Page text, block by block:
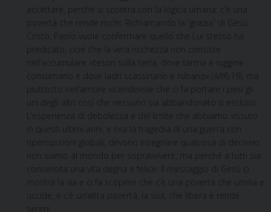
accettare, perché si scontra con la logica umana: c’è una
povertà che rende ricchi. Richiamando la “grazia” di Gesù
Cristo, Paolo vuole confermare quello che Lui stesso ha
predicato, cioè che la vera ricchezza non consiste
nell’accumulare «tesori sulla terra, dove tarma e ruggine
consumano e dove ladri scassinano e rubano» (
Mt
6,19), ma
piuttosto nell’amore vicendevole che ci fa portare i pesi gli
uni degli altri così che nessuno sia abbandonato o escluso.
L’esperienza di debolezza e del limite che abbiamo vissuto
in questi ultimi anni, e ora la tragedia di una guerra con
ripercussioni globali, devono insegnare qualcosa di decisivo:
non siamo al mondo per sopravvivere, ma perché a tutti sia
consentita una vita degna e felice. Il messaggio di Gesù ci
mostra la via e ci fa scoprire che c’è una povertà che umilia e
uccide, e c’è un’altra povertà, la sua, che libera e rende
sereni.